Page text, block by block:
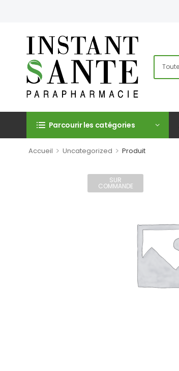
Parcourir les catégories
Accueil > Uncategorized > Produit
SUR
COMMANDE